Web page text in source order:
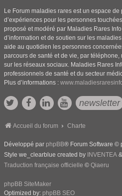
Le Forum maladies rares est un espace de
d’expériences pour les personnes
proposé et modéré par Maladies Rares
d’information et de soutien sur les
aide au quotidien les personnes
parcours de santé et de vie, par
sur les réseaux sociaux. Maladies Rares
professionnels de santé et du secteur
Plus d’informations :
newsletter
Accueil du forum Charte
Développé par phpBB® Forum Software ©
Style we_clearblue created by INVENTEA &
Traduction française officielle © Qiaeru
phpBB SiteMaker
Optimized by: phpBB SEO